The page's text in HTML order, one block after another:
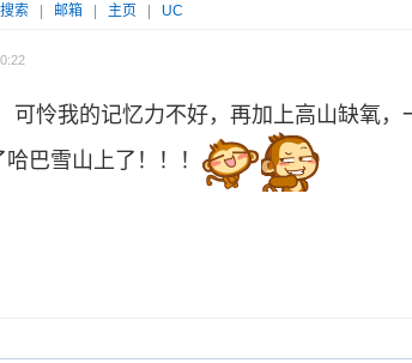
搜索 邮箱 主页 UC
可怜我的记忆力不好，再加上高山缺氧
巴雪山上了！！！